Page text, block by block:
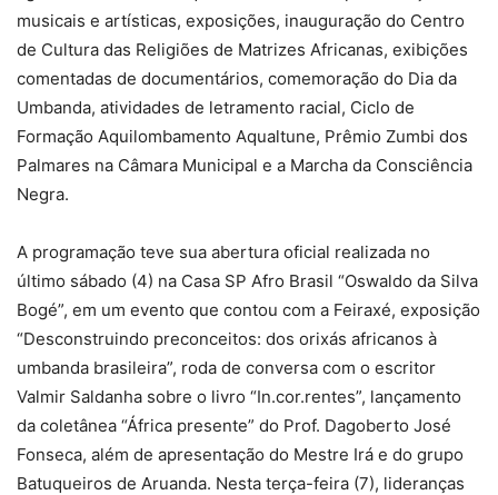
musicais e artísticas, exposições, inauguração do Centro
de Cultura das Religiões de Matrizes Africanas, exibições
comentadas de documentários, comemoração do Dia da
Umbanda, atividades de letramento racial, Ciclo de
Formação Aquilombamento Aqualtune, Prêmio Zumbi dos
Palmares na Câmara Municipal e a Marcha da Consciência
Negra.
A programação teve sua abertura oficial realizada no
último sábado (4) na Casa SP Afro Brasil “Oswaldo da Silva
Bogé”, em um evento que contou com a Feiraxé, exposição
“Desconstruindo preconceitos: dos orixás africanos à
umbanda brasileira”, roda de conversa com o escritor
Valmir Saldanha sobre o livro “In.cor.rentes”, lançamento
da coletânea “África presente” do Prof. Dagoberto José
Fonseca, além de apresentação do Mestre Irá e do grupo
Batuqueiros de Aruanda. Nesta terça-feira (7), lideranças